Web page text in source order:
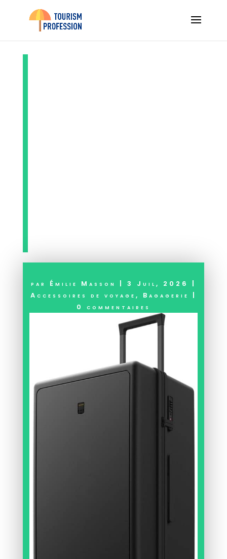
par Émilie Masson | 3 Juil, 2026
|
Accessoires de voyage , Bagagerie
|
0 commentaires